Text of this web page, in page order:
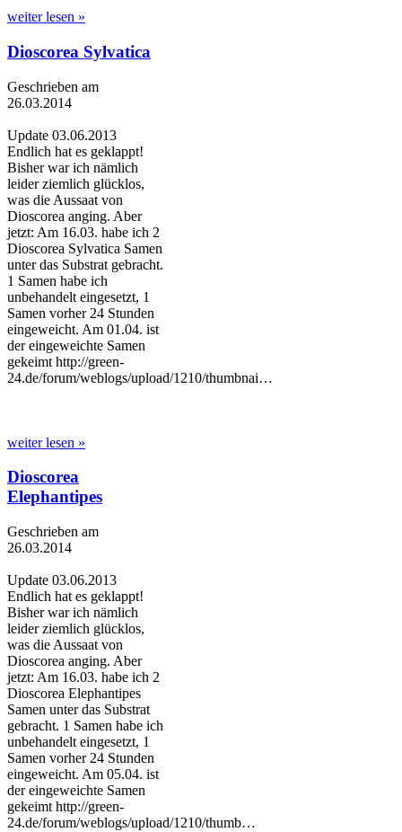
weiter lesen »
Dioscorea Sylvatica
Geschrieben am
26.03.2014
Update 03.06.2013
Endlich hat es geklappt!
Bisher war ich nämlich
leider ziemlich glücklos,
was die Aussaat von
Dioscorea anging. Aber
jetzt: Am 16.03. habe ich 2
Dioscorea Sylvatica Samen
unter das Substrat gebracht.
1 Samen habe ich
unbehandelt eingesetzt, 1
Samen vorher 24 Stunden
eingeweicht. Am 01.04. ist
der eingeweichte Samen
gekeimt http://green-
24.de/forum/weblogs/upload/1210/thumbnai…
weiter lesen »
Dioscorea
Elephantipes
Geschrieben am
26.03.2014
Update 03.06.2013
Endlich hat es geklappt!
Bisher war ich nämlich
leider ziemlich glücklos,
was die Aussaat von
Dioscorea anging. Aber
jetzt: Am 16.03. habe ich 2
Dioscorea Elephantipes
Samen unter das Substrat
gebracht. 1 Samen habe ich
unbehandelt eingesetzt, 1
Samen vorher 24 Stunden
eingeweicht. Am 05.04. ist
der eingeweichte Samen
gekeimt http://green-
24.de/forum/weblogs/upload/1210/thumb…